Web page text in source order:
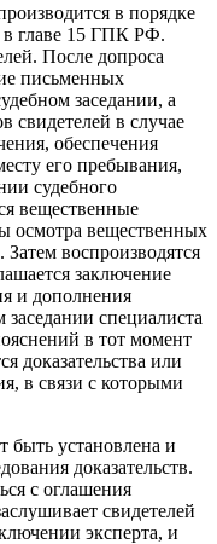
в порядке
в главе 15 ГПК РФ.
После допроса
письменных
заседании, а
свидетелей в случае
обеспечения
его пребывания,
судебного
вещественные
осмотра вещественных
воспроизводятся
заключение
и дополнения
заседании специалиста
в тот момент
доказательства или
в связи с которыми
быть установлена и
доказательств.
с оглашения
свидетелей
эксперта, и